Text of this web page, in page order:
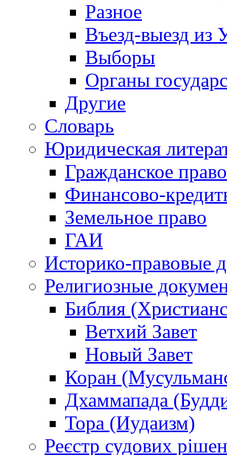
Разное
Въезд-выезд из
Выборы
Органы
Другие
Словарь
Юридическая
Гражданское право
Финансово-
Земельное право
ГАИ
Историко-правовые
Религиозные
Библия
Ветхий Завет
Новый Завет
Коран
Дхаммапада
Тора (Иудаизм)
Реєстр судових